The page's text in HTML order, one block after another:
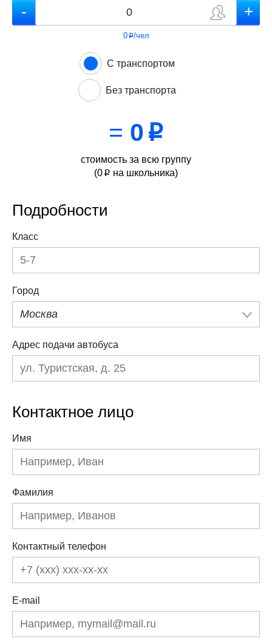
0p/чел
С транспортом
Без транспорта
= 0 p
стоимость за всю группу
(0 p на школьника)
Подробности
Класс
Город
Москва
Адрес подачи автобуса
Контактное лицо
Имя
Фамилия
Контактный телефон
E-mail